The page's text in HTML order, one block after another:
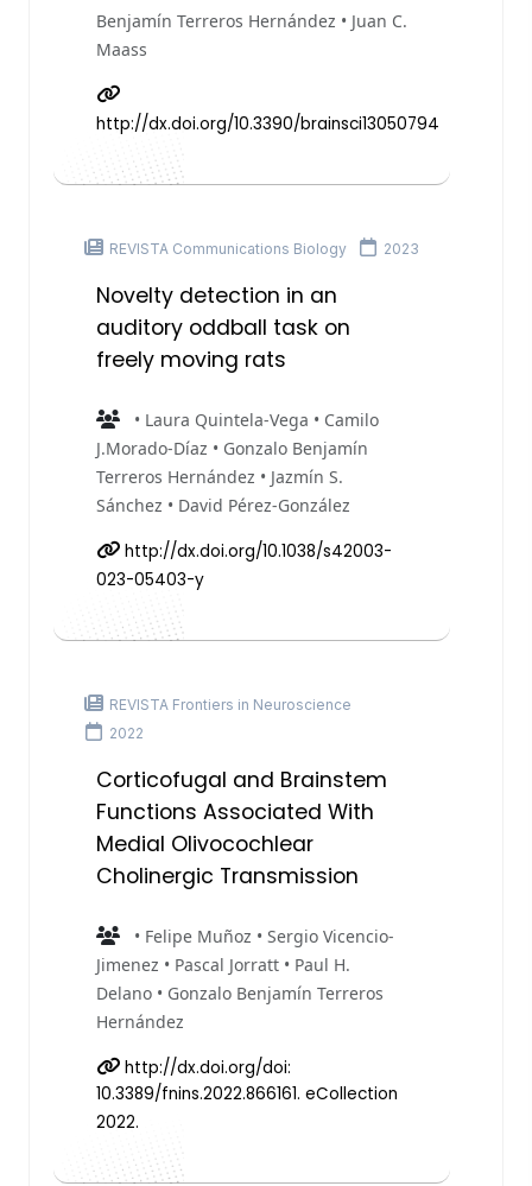
Benjamín Terreros Hernández • Juan C.
Maass
http://dx.doi.org/10.3390/brainsci13050794
REVISTA Communications Biology 2023
Novelty detection in an
auditory oddball task on
freely moving rats
• Laura Quintela-Vega • Camilo
J.Morado-Díaz • Gonzalo Benjamín
Terreros Hernández • Jazmín S.
Sánchez • David Pérez-González
http://dx.doi.org/10.1038/s42003-
023-05403-y
REVISTA Frontiers in Neuroscience
2022
Corticofugal and Brainstem
Functions Associated With
Medial Olivocochlear
Cholinergic Transmission
• Felipe Muñoz • Sergio Vicencio-
Jimenez • Pascal Jorratt • Paul H.
Delano • Gonzalo Benjamín Terreros
Hernández
http://dx.doi.org/doi:
10.3389/fnins.2022.866161. eCollection
2022.